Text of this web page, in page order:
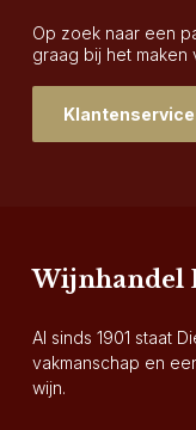
Op zoek naar een
graag bij het maken
Klantenservice
Wijnhandel
Al sinds 1901 staat
vakmanschap en
wijn.